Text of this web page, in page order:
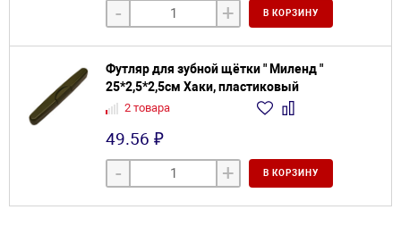
- + В КОРЗИНУ
Футляр для зубной щётки " Миленд "
25*2,5*2,5см Хаки, пластиковый
2 товара
49.56 ₽
- + В КОРЗИНУ